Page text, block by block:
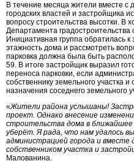
В течение месяца жители вместе с
городских властей и застройщика
вопросу строительства высотки. В
Департамента
Инициативная группа обратилась
этажность дома и рассмотреть
парковка должна была быть
59. В итоге застройщик выразил
переноса парковки, если
собственнику земельного участка
назначения соседнего земельного
«Жители района услышаны!
проект. Однако внесение
строительства дома в
уберёт. Я рада, что нам удалось
администрацией города и вместе
собственником участка и
Малованина.